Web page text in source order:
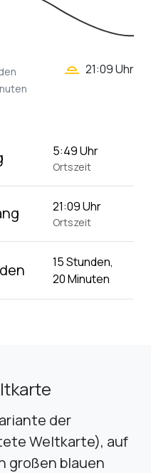
wb_twilight_2 21:09 Uhr
5:49 Uhr
Ortszeit
21:09 Uhr
Ortszeit
15 Stunden,
20 Minuten
der
Weltkarte), auf
großen blauen